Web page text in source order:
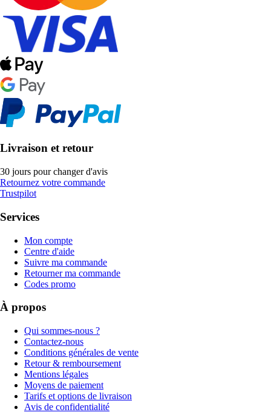
Livraison et retour
30 jours pour changer d'avis
Retournez votre commande
Trustpilot
Services
Mon compte
Centre d'aide
Suivre ma commande
Retourner ma commande
Codes promo
À propos
Qui sommes-nous ?
Contactez-nous
Conditions générales de vente
Retour & remboursement
Mentions légales
Moyens de paiement
Tarifs et options de livraison
Avis de confidentialité